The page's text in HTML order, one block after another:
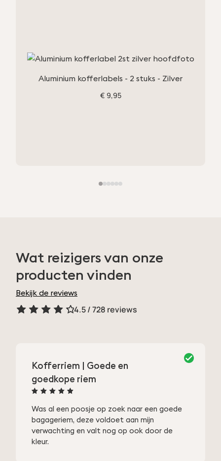
Aluminium kofferlabels - 2 stuks - Zilver
€ 9,95
Wat reizigers van onze
producten vinden
Bekijk de reviews
4.5 / 728 reviews
Kofferriem | Goede en
goedkope riem
of 5
Was al een poosje op zoek naar een goede
bagageriem, deze voldoet aan mijn
verwachting en valt nog op ook door de
kleur.